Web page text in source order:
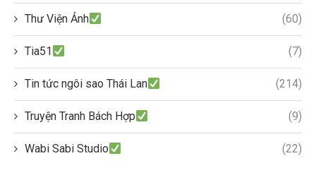
Thư Viện Ảnh (60)
Tia51 (7)
Tin tức ngôi sao Thái Lan (214)
Truyện Tranh Bách Hợp (9)
Wabi Sabi Studio (22)